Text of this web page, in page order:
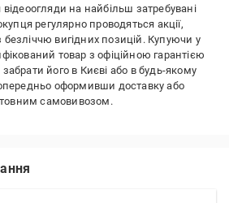
відеоогляди на найбільш затребувані
регулярно проводяться акції,
вигідних позицій. Купуючи у
товар з офіційною гарантією
його в Києві або в будь-якому
оформивши доставку або
самовивозом.